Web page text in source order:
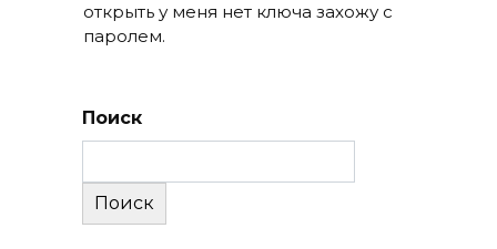
открыть у меня нет ключа захожу с
паролем.
Поиск
Поиск